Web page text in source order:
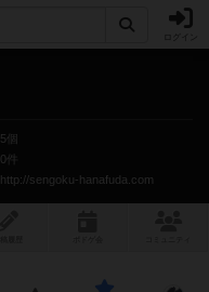
5個
0件
http://sengoku-hanafuda.com